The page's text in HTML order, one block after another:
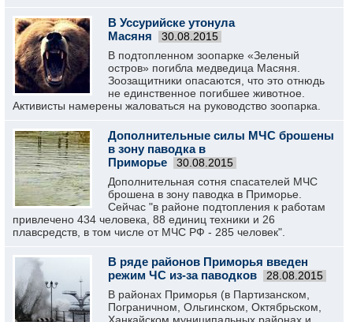
В Уссурийске утонула
Масяня
30.08.2015
В подтопленном зоопарке «Зеленый
остров» погибла медведица Масяня.
Зоозащитники опасаются, что это отнюдь
не единственное погибшее животное.
Активисты намерены жаловаться на руководство зоопарка.
Дополнительные силы МЧС брошены
в зону паводка в
Приморье
30.08.2015
Дополнительная сотня спасателей МЧС
брошена в зону паводка в Приморье.
Сейчас "в районе подтопления к работам
привлечено 434 человека, 88 единиц техники и 26
плавсредств, в том числе от МЧС РФ - 285 человек".
В ряде районов Приморья введен
режим ЧС из-за паводков
28.08.2015
В районах Приморья (в Партизанском,
Пограничном, Ольгинском, Октябрьском,